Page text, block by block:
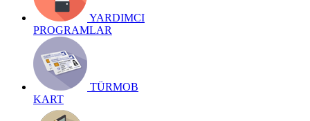
YARDIMCI
PROGRAMLAR
TÜRMOB
KART